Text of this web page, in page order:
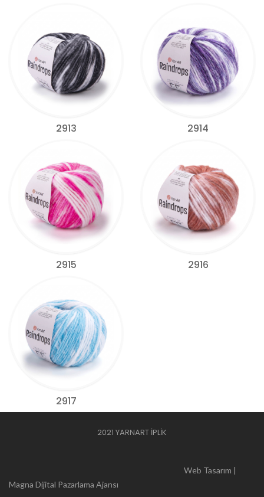
2913 2914
2915 2916
2917
2021 YARNART İPLİK
Web Tasarım |
Magna Dijital Pazarlama Ajansı